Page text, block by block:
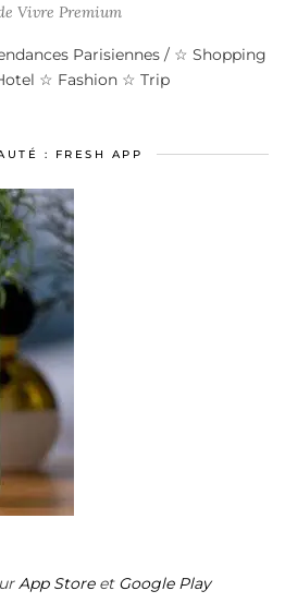
Vivre Premium
Parisiennes / ☆ Shopping
☆ Fashion ☆ Trip
: FRESH APP
App Storeet Google Play